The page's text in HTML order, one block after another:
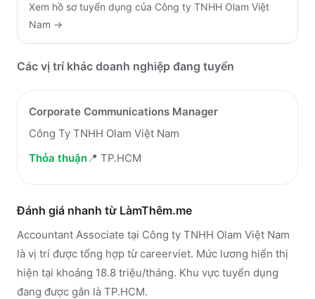
Xem hồ sơ tuyển dụng của Công ty TNHH Olam Việt
Nam →
Các vị trí khác doanh nghiệp đang tuyển
Corporate Communications Manager
Công Ty TNHH Olam Việt Nam
Thỏa thuận📍 TP.HCM
Đánh giá nhanh từ LàmThêm.me
Accountant Associate tại Công ty TNHH Olam Việt Nam
là vị trí được tổng hợp từ careerviet. Mức lương hiển thị
hiện tại khoảng 18.8 triệu/tháng. Khu vực tuyển dụng
đang được gắn là TP.HCM.